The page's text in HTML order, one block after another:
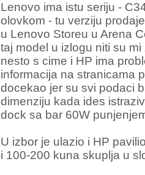
Lenovo ima istu seriju -
olovkom - tu verziju
u Lenovo Storeu u Arena
taj model u izlogu niti su
nesto s cime i HP ima
informacija na stranicama
docekao jer su svi podaci
dimenziju kada ides
dock sa bar 60W
U izbor je ulazio i HP
i 100-200 kuna skuplja u